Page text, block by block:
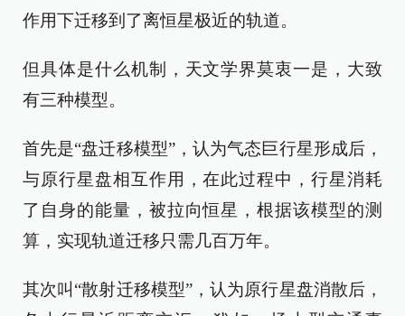
作用下迁移到了离恒星极近的轨道。
但具体是什么机制，天文学界莫衷一是，大致
有三种模型。
首先是“盘迁移模型”，认为气态巨行星形成后，
与原行星盘相互作用，在此过程中，行星消耗
了自身的能量，被拉向恒星，根据该模型的测
算，实现轨道迁移只需几百万年。
其次叫“散射迁移模型”，认为原行星盘消散后，